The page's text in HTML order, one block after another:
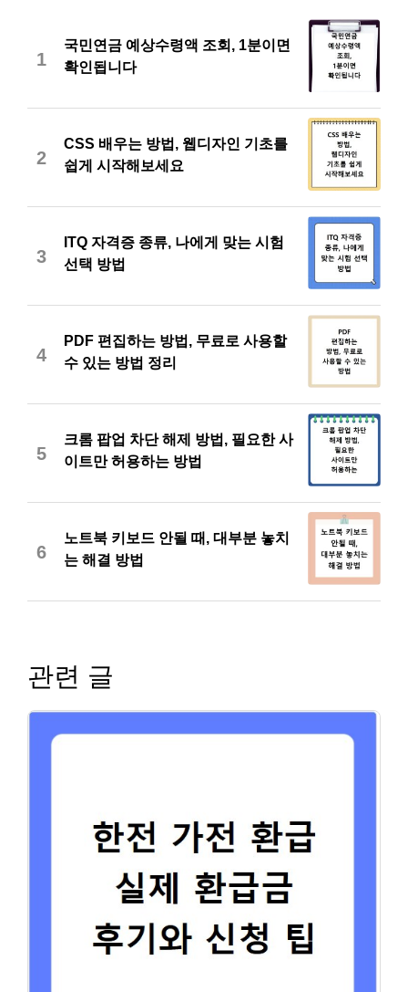
1
국민연금 예상수령액 조회, 1분이면
확인됩니다
2
CSS 배우는 방법, 웹디자인 기초를
쉽게 시작해보세요
3
ITQ 자격증 종류, 나에게 맞는 시험
선택 방법
4
PDF 편집하는 방법, 무료로 사용할
수 있는 방법 정리
5
크롬 팝업 차단 해제 방법, 필요한 사
이트만 허용하는 방법
6
노트북 키보드 안될 때, 대부분 놓치
는 해결 방법
관련 글